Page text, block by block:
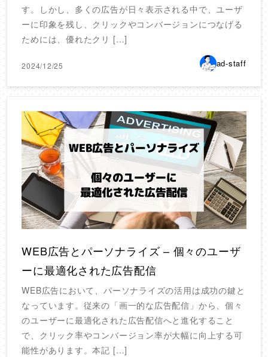
す。しかし、多くの広告が日々表示される中で、ユーザ
ーに印象を残し、クリックやコンバージョンにつなげる
ためには、優れたクリ […]
2024/12/25 ad-staff
WEB広告とパーソナライズ – 個々のユーザ
ーに最適化された広告配信
WEB広告において、パーソナライズの活用は成功の鍵と
なっています。従来の「画一的な広告配信」から、個々
のユーザーに最適化された広告配信へと進化すること
で、クリック率やコンバージョン率が大幅に向上する可
能性があります。本記 […]